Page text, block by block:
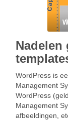
Nadelen
WordPress is
Management
WordPress
Management
afbeeldingen,